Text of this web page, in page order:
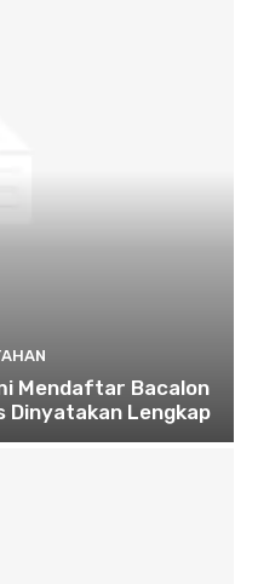
Mendaftar Bacalon
Dinyatakan Lengkap